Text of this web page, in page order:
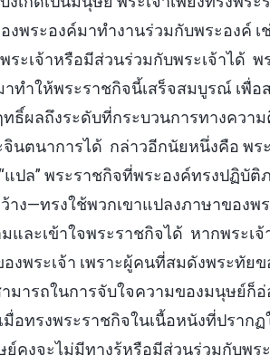
พระองค์มาทำงานร่วมกับพระองค์
ระเจ้าหรือมีส่วนร่วมกับพระเจ้าได้
ทำให้พระราชกิจนี้เสร็จสมบูรณ์ เพื่อ
ธิ์ผลถึงระดับที่กระบวนการทางควา
จินตนาการได้ กล่าวอีกนัยหนึ่งคือ พร
ปล” พระราชกิจที่พระองค์ทรงปฏิบัติ
าง—ทรงใช้พวกเขาแปลงภาษาของ
และเข้าใจพระราชกิจได้ หากพระเ
งพระเจ้า เพราะผู้คนที่สมดังพระทัย
มารถในการจับใจความของมนุษย์ก็
มื่อทรงพระราชกิจในเนื้อหนังที่ปรา
คงจะไม่มีทางรู้หรือมีส่วนร่วมกับพร